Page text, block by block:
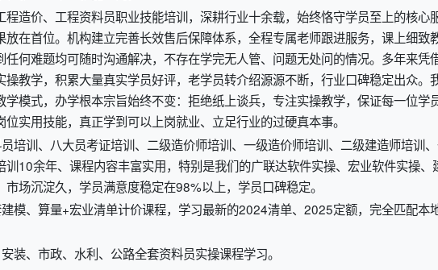
造价、工程资料员职业技能培训，深耕行业十余载，始终恪守学员至上的核心
在首位。机构建立完善长效售后保障体系，全程专属老师跟进服务，课上细致
何难题均可随时沟通解决，不存在学完无人管、问题无处问的情况。多年来凭
教学，积累大量真实学员好评，老学员转介绍源源不断，行业口碑稳定出众。
模式，办学根本宗旨始终不变：拒绝纸上谈兵，专注实操教学，保证每一位学
实用技能，真正学到可以上岗就业、立足行业的过硬真本事。
培训、八大员考证培训、二级造价师培训、一级造价师培训、二级建造师培训
10余年、课程内容丰富实用，特别是我们的广联达软件实操、宏业软件实操、
场沉淀久，学员满意度稳定在98%以上，学员口碑稳定。
模、算量+宏业清单计价课程，学习最新的2024清单、2025定额，完全匹配本
装、市政、水利、公路全套资料员实操课程学习。